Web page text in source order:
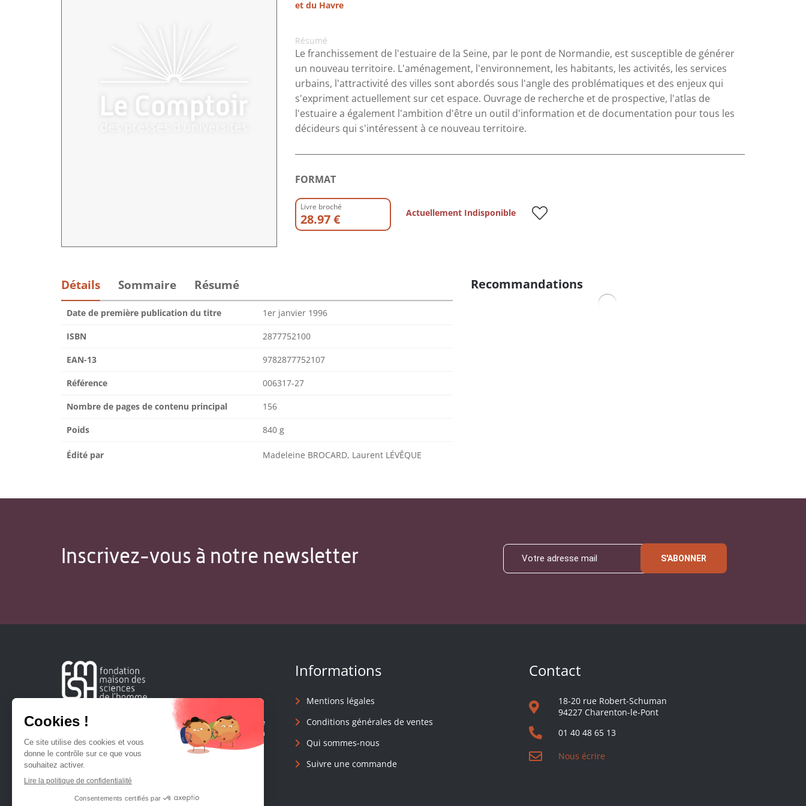
et du Havre
Résumé
Le franchissement de l'estuaire de la Seine, par le pont de Normandie, est susceptible de générer
un nouveau territoire. L'aménagement, l'environnement, les habitants, les activités, les services
urbains, l'attractivité des villes sont abordés sous l'angle des problématiques et des enjeux qui
s'expriment actuellement sur cet espace. Ouvrage de recherche et de prospective, l'atlas de
l'estuaire a également l'ambition d'être un outil d'information et de documentation pour tous les
décideurs qui s'intéressent à ce nouveau territoire.
FORMAT
Livre broché
28.97 € Actuellement Indisponible
Détails Sommaire Résumé
Date de première publication du titre 1er janvier 1996
ISBN 2877752100
EAN-13 9782877752107
Référence 006317-27
Nombre de pages de contenu principal 156
Poids 840 g
Édité par Madeleine BROCARD, Laurent LÉVÊQUE
Recommandations
Inscrivez-vous à notre newsletter S'ABONNER
Créée en 1963, la Fondation Maison Sciences de l'Homme
soutient la recherche et la diffusion des connaissances en
sciences humaines et sociales.
Informations
Mentions légales
Conditions générales de ventes
Qui sommes-nous
Suivre une commande
Contact
18-20 rue Robert-Schuman
94227 Charenton-le-Pont
01 40 48 65 13
Nous écrire